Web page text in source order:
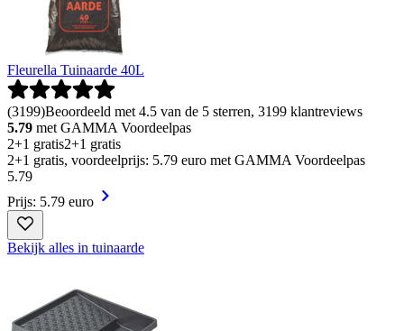
Fleurella Tuinaarde 40L
(3199)Beoordeeld met 4.5 van de 5 sterren, 3199 klantreviews
5.79 met GAMMA Voordeelpas
2+1 gratis2+1 gratis
2+1 gratis, voordeelprijs: 5.79 euro met GAMMA Voordeelpas
5.79
Prijs: 5.79 euro
Bekijk alles in tuinaarde